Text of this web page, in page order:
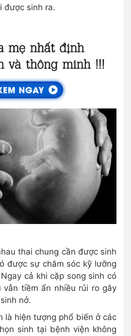
được sinh ra.
thai chung cần được sinh
được sự chăm sóc kỹ lưỡng
cả khi cặp song sinh có
vẫn tiềm ẩn nhiều rủi ro gây
nở.
là hiện tượng phổ biến ở các
sinh tại bệnh viện không